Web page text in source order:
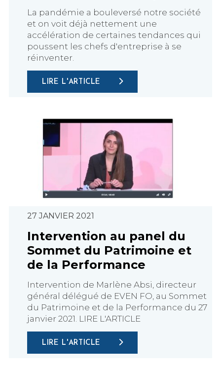
La pandémie a bouleversé notre société
et on voit déjà nettement une
accélération de certaines tendances qui
poussent les chefs d'entreprise à se
réinventer.
LIRE L'ARTICLE
27 JANVIER 2021
Intervention au panel du
Sommet du Patrimoine et
de la Performance
Intervention de Marlène Absi, directeur
général délégué de EVEN FO, au Sommet
du Patrimoine et de la Performance du 27
janvier 2021. LIRE L'ARTICLE
LIRE L'ARTICLE